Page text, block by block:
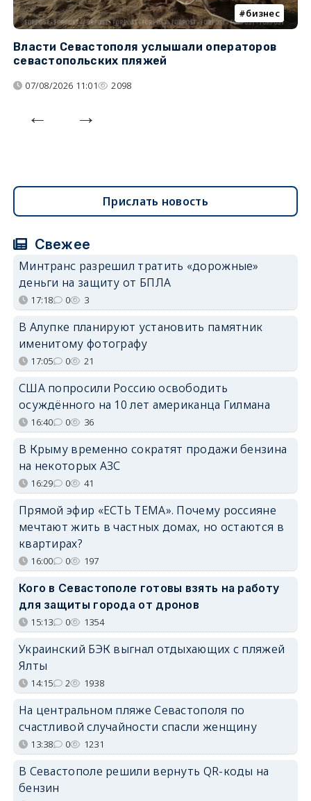
бизнес
Власти Севастополя услышали операторов
севастопольских пляжей
07/08/2026 11:01 2098
Прислать новость
Свежее
Минтранс разрешил тратить «дорожные»
деньги на защиту от БПЛА
17:18 0 3
В Алупке планируют установить памятник
именитому фотографу
17:05 0 21
США попросили Россию освободить
осуждённого на 10 лет американца Гилмана
16:40 0 36
В Крыму временно сократят продажи бензина
на некоторых АЗС
16:29 0 41
Прямой эфир «ЕСТЬ ТЕМА». Почему россияне
мечтают жить в частных домах, но остаются в
квартирах?
16:00 0 197
Кого в Севастополе готовы взять на работу
для защиты города от дронов
15:13 0 1354
Украинский БЭК выгнал отдыхающих с пляжей
Ялты
14:15 2 1938
На центральном пляже Севастополя по
счастливой случайности спасли женщину
13:38 0 1231
В Севастополе решили вернуть QR-коды на
бензин